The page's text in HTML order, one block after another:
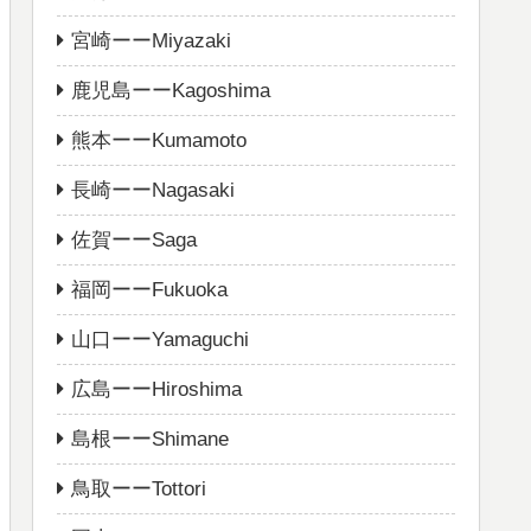
宮崎ーーMiyazaki
鹿児島ーーKagoshima
熊本ーーKumamoto
長崎ーーNagasaki
佐賀ーーSaga
福岡ーーFukuoka
山口ーーYamaguchi
広島ーーHiroshima
島根ーーShimane
鳥取ーーTottori